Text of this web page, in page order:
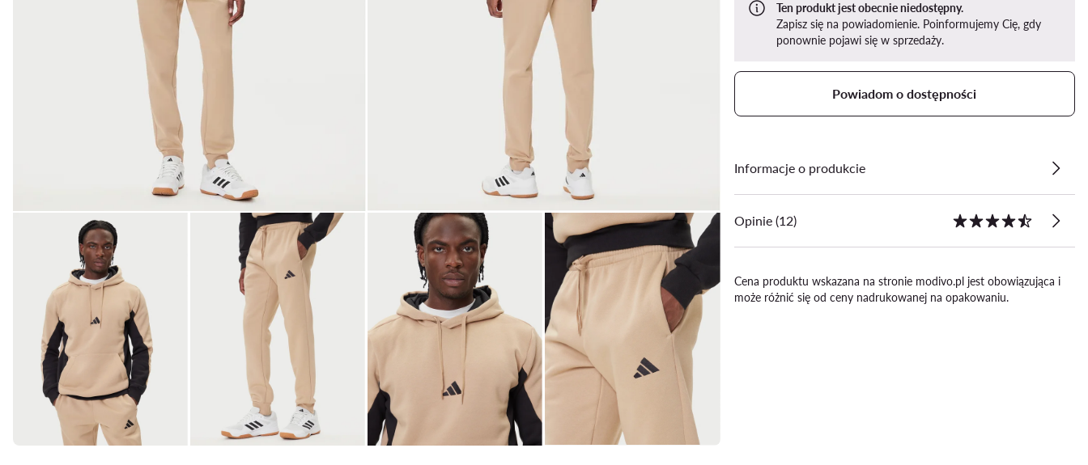
Ten produkt jest obecnie niedostępny.
Zapisz się na powiadomienie. Poinformujemy Cię, gdy
ponownie pojawi się w sprzedaży.
Powiadom o dostępności
Informacje o produkcie
Opinie (12)
Cena produktu wskazana na stronie modivo.pl jest obowiązująca i
może różnić się od ceny nadrukowanej na opakowaniu.